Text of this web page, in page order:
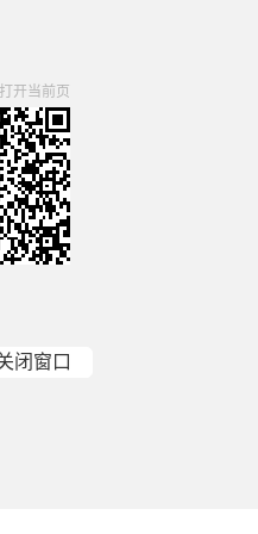
开当前页
闭窗口